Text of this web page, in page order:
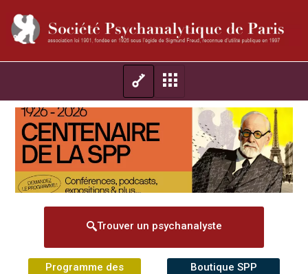
Trouver un psychanalyste
Programme des
Boutique SPP